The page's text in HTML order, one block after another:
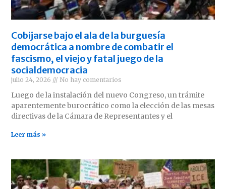
Cobijarse bajo el ala de la burguesía
democrática a nombre de combatir el
fascismo, el viejo y fatal juego de la
socialdemocracia
julio 24, 2026 No hay comentarios
Luego de la instalación del nuevo Congreso, un trámite
aparentemente burocrático como la elección de las mesas
directivas de la Cámara de Representantes y el
Leer más »